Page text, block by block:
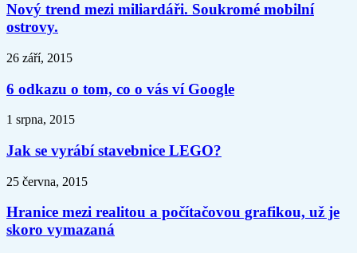
Nový trend mezi miliardáři. Soukromé mobilní
ostrovy.
26 září, 2015
6 odkazu o tom, co o vás ví Google
1 srpna, 2015
Jak se vyrábí stavebnice LEGO?
25 června, 2015
Hranice mezi realitou a počítačovou grafikou, už je
skoro vymazaná